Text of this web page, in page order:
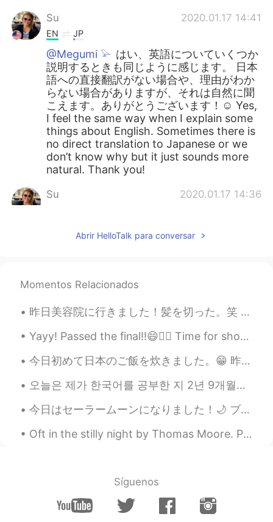
Su 2020.01.17 14:41
EN JP
@Megumi 𓅫 はい、英語についていくつか
説明するときも同じように感じます。 日本
語への直接翻訳がない場合や、理由がわか
らない場合がありますが、それは自然に聞
こえます。ありがとうございます！☺️ Yes,
I feel the same way when I explain some
things about English. Sometimes there is
no direct translation to Japanese or we
don’t know why but it just sounds more
natural. Thank you!
Su 2020.01.17 14:36
@Shinichi はい、日本語で書いて良かった
です！ それは私が学ぶのに役立ちます。分
います！
Megumi 𓅫 2020.01.17 13:35
@SuIt’s hard to explain.😝 But I’m glad
that’s helpful.💞
Su 2020.01.17 13:32
@Nori
Oh! I think I know what you mean
then. I think I’ve seen girls say this on
Japanese tv shows. 説明をありがとうござ
@Megumi 𓅫
ありがとうございます！説明
Abrir HelloTalk para conversar
Momentos Relacionados
昨日美容院に行きました！髪を切った。笑 今日ドグランでインクは親友と遊びました。友達の名前はMelonです。かわいいお名前だと思います。いつもいしょうにたくさん走ります。リンクは走ると、夜よく寝...
Yayy! Passed the final!!😄✌🏻 Time for shots😎👏🏼👏🏼✨✨ 🥃🥃🥃 I feel like I just completed a prison sen...
今日初めて日本のご飯を炊きました。😁 昨日買った秋田こまちとグリルチキンです。😊 ライスは日本のレストランで食べるライスみたいで、美味しかったです。少し塩だけ入れました。 チキンをニンニクと...
오늘은 제가 한국어를 공부한 지 2년 9개월이 되는 날입니다. Today marks my 2 year and 9th month of studying Korean 🥳🥳🥳 Ctto~
今日はセーラームーンになりました！🌙 ブロンドの髪は私に全然合わなくても、セーラームーンの制服が一番可愛いだから、セーラームンを選びました。髪の本当の色は黒だからセーラーマーズになる方がいい...
Oft in the stilly night by Thomas Moore. Part 1 of 2. OFT in the stilly night, Ere slumber’s...
Síguenos